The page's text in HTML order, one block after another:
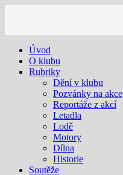
Úvod
O klubu
Rubriky
Dění v klubu
Pozvánky na akce
Reportáže z akcí
Letadla
Lodě
Motory
Dílna
Historie
Soutěže